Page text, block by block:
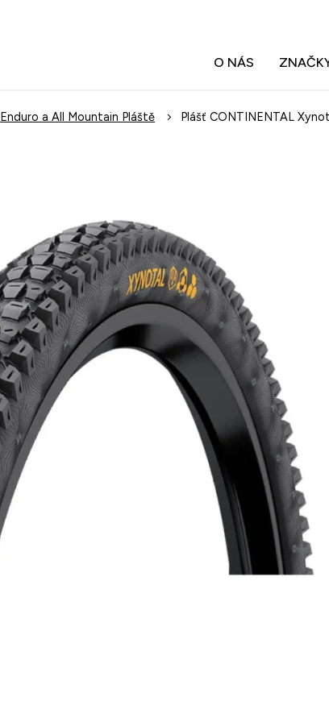
O NÁS
Enduro a All Mountain Pláště Plášť CONTINENTAL